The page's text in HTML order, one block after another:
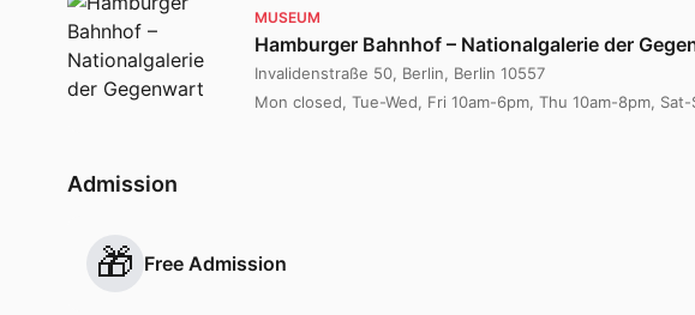
MUSEUM
Hamburger Bahnhof – Nationalgalerie der
Invalidenstraße 50, Berlin, Berlin 10557
Mon closed, Tue-Wed, Fri 10am-6pm, Thu 10am-8pm, Sat-
Admission
🎁 Free Admission